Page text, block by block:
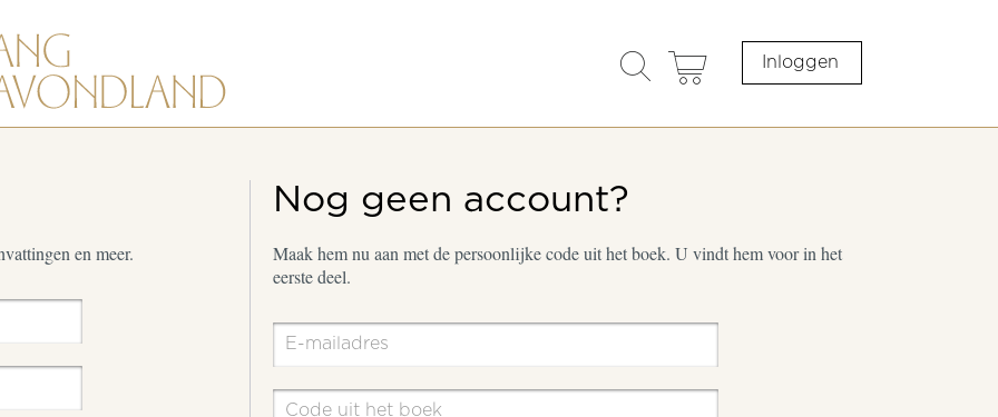
search
opener
cart Inloggen
en meer.
Nog geen account?
Maak hem nu aan met de persoonlijke code uit het boek. U vindt hem voor in het
eerste deel.